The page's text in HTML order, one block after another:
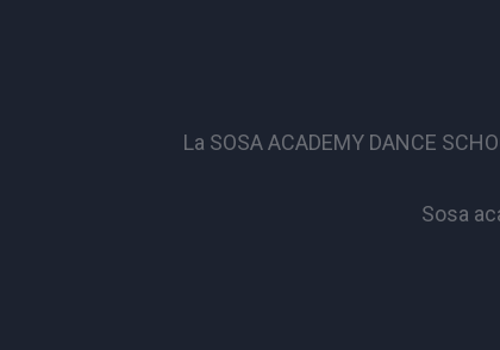
La SOSA ACADEMY DANCE
Sosa